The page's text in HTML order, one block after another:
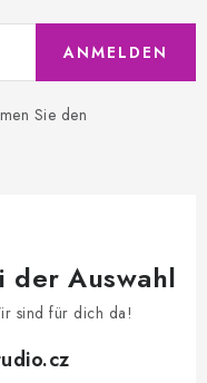
Sie den
ANMELDEN
der Auswahl
sind für dich da!